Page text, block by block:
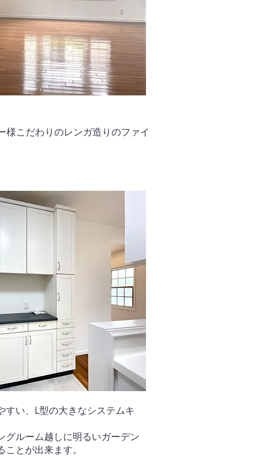
こだわりのレンガ造りのファイ
すい、L型の大きなシステムキ
グルーム越しに明るいガーデン
ことが出来ます。